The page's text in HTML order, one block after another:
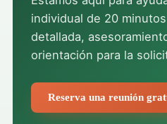
individual de 20
detallada,
orientación para la
Reserva una reunión